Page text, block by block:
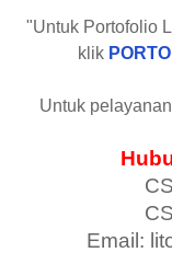
"Untuk Portofolio
klik
Untuk
Email: